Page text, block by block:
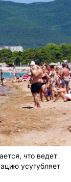
что ведет
усугубляет